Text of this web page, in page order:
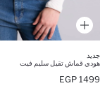
جديد
هودي قماش تقيل سليم فيت
1499 EGP